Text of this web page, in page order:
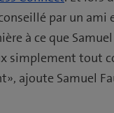
par un
à ce que
simplement tout
ajoute Samuel